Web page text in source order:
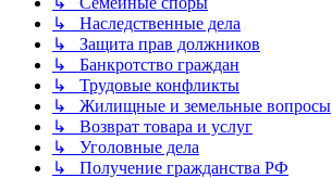
↳ Наследственные дела
↳ Защита прав должников
↳ Банкротство граждан
↳ Трудовые конфликты
↳ Жилищные и земельные вопросы
↳ Возврат товара и услуг
↳ Уголовные дела
↳ Получение гражданства РФ